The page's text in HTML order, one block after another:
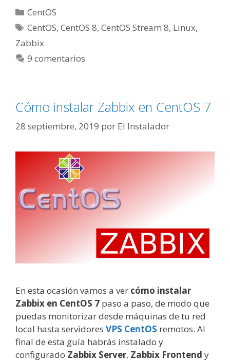
Categorías
CentOS
Etiquetas
CentOS,CentOS 8,CentOS Stream 8, Linux,
Zabbix
9 comentarios
Cómo instalar Zabbix en CentOS 7
28 septiembre, 2019 por El Instalador
En esta ocasión vamos a ver cómo instalar
Zabbix en CentOS 7 paso a paso, de modo que
puedas monitorizar desde máquinas de tu red
local hasta servidores VPS CentOS remotos. Al
final de esta guía habrás instalado y
configurado Zabbix Server, Zabbix Frontend y